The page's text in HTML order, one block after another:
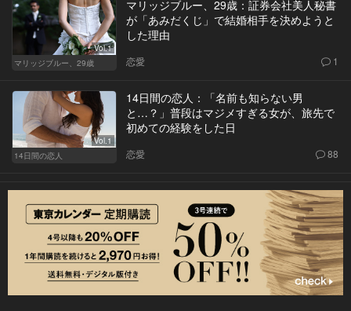
Vol.1
マリッジブルー、29歳
マリッジブルー、29歳：証券会社美人秘書
が「あみだくじ」で結婚相手を決めようと
した理由
恋愛 1
Vol.1
14日間の恋人
14日間の恋人：「名前も知らない男
と…？」普段はマジメすぎる女が、旅先で
初めての経験をした日
恋愛 88